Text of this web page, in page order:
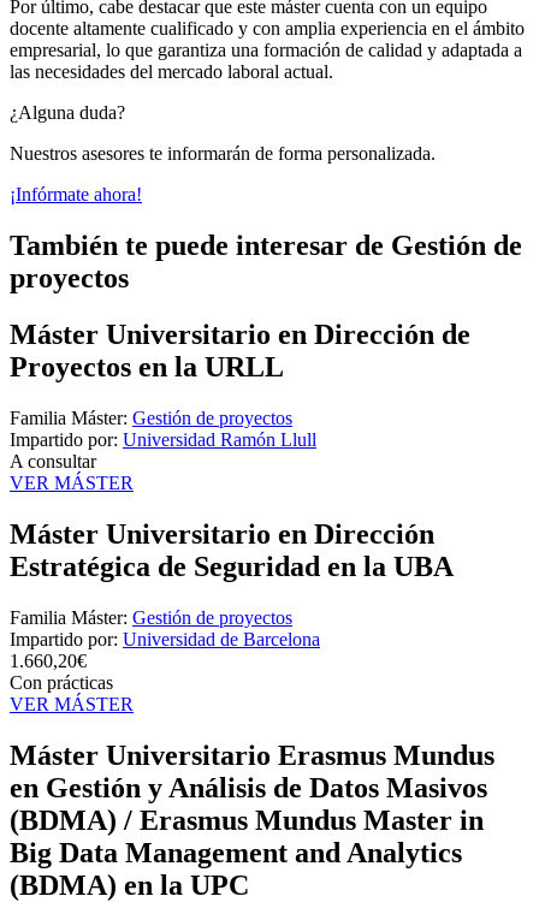
Por último, cabe destacar que este máster cuenta con un equipo
docente altamente cualificado y con amplia experiencia en el ámbito
empresarial, lo que garantiza una formación de calidad y adaptada a
las necesidades del mercado laboral actual.
¿Alguna duda?
Nuestros asesores te informarán de forma personalizada.
¡Infórmate ahora!
También te puede interesar de Gestión de
proyectos
Máster Universitario en Dirección de
Proyectos en la URLL
Familia Máster: Gestión de proyectos
Impartido por: Universidad Ramón Llull
A consultar
VER MÁSTER
Máster Universitario en Dirección
Estratégica de Seguridad en la UBA
Familia Máster: Gestión de proyectos
Impartido por: Universidad de Barcelona
1.660,20€
Con prácticas
VER MÁSTER
Máster Universitario Erasmus Mundus
en Gestión y Análisis de Datos Masivos
(BDMA) / Erasmus Mundus Master in
Big Data Management and Analytics
(BDMA) en la UPC